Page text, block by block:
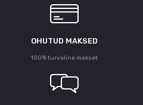
OHUTUD MAKSED
100% turvaline makset